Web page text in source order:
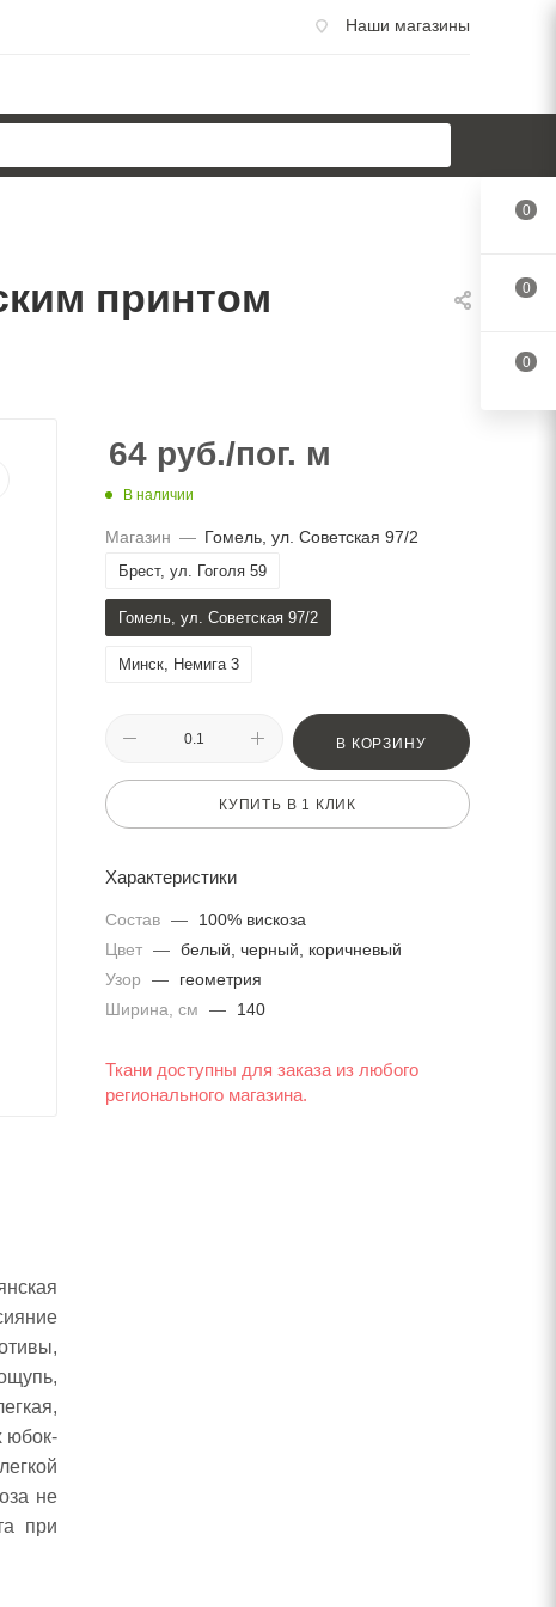
Наши магазины
принтом
юбок-
не
при
64 руб./пог. м
В наличии
Магазин — Гомель, ул. Советская 97/2
Брест, ул. Гоголя 59
Гомель, ул. Советская 97/2
Минск, Немига 3
В КОРЗИНУ
КУПИТЬ В 1 КЛИК
Характеристики
Состав —
100% вискоза
Цвет — белый, черный, коричневый
Узор
—
геометрия
Ширина, см
— 140
Ткани доступны для заказа из любого
регионального магазина.
0
0
0